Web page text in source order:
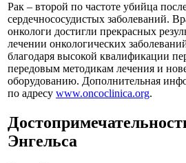
Рак – второй по частоте убийца
сердечнососудистых заболеваний.
онкологи достигли прекрасных
лечении онкологических
благодаря высокой квалификации
передовым методикам лечения и
оборудованию. Дополнительная
по адресу www.oncoclinica.org.
Энгельса